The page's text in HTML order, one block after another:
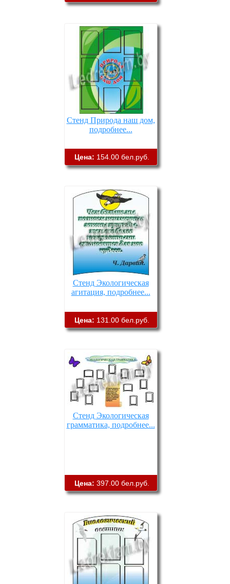
Стенд Природа наш дом,
подробнее...
Цена: 154.00 бел.руб.
Стенд Экологическая
агитация, подробнее...
Цена: 131.00 бел.руб.
Стенд Экологическая
грамматика, подробнее...
Цена: 397.00 бел.руб.